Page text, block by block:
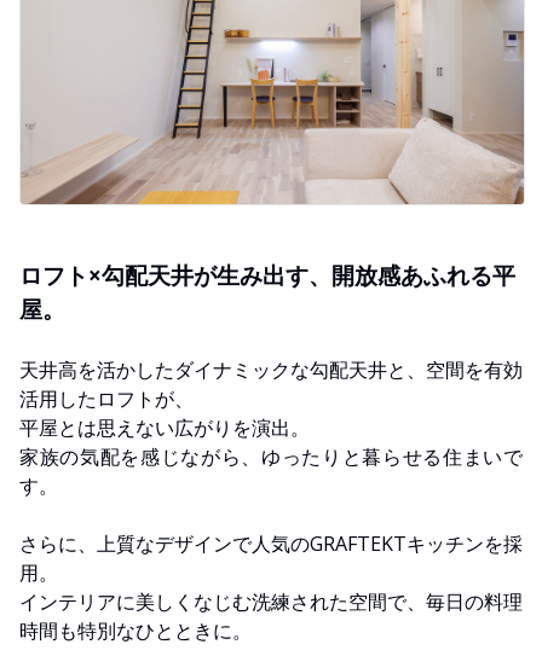
ロフト×勾配天井が生み出す、開放感あふれる平
屋。
天井高を活かしたダイナミックな勾配天井と、空間を有効
活用したロフトが、
平屋とは思えない広がりを演出。
家族の気配を感じながら、ゆったりと暮らせる住まいで
す。
さらに、上質なデザインで人気のGRAFTEKTキッチンを採
用。
インテリアに美しくなじむ洗練された空間で、毎日の料理
時間も特別なひとときに。